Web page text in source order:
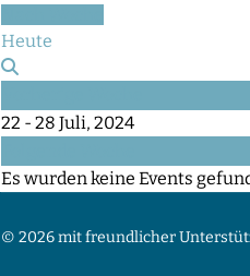
Heute
22 - 28 Juli, 2024
Es wurden keine Events
© 2026 mit freundlicher